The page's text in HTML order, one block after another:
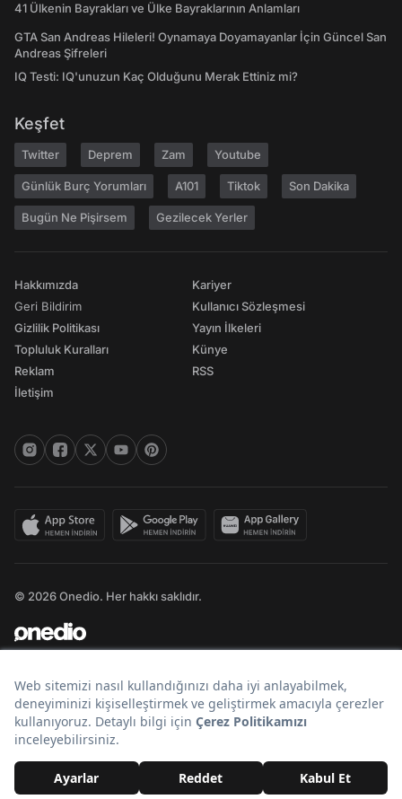
41 Ülkenin Bayrakları ve Ülke Bayraklarının Anlamları
GTA San Andreas Hileleri! Oynamaya Doyamayanlar İçin Güncel San
Andreas Şifreleri
IQ Testi: IQ'unuzun Kaç Olduğunu Merak Ettiniz mi?
Keşfet
Twitter Deprem Zam Youtube
Günlük Burç Yorumları A101 Tiktok Son Dakika
Bugün Ne Pişirsem Gezilecek Yerler
Hakkımızda
Geri Bildirim
Gizlilik Politikası
Topluluk Kuralları
Reklam
İletişim
Kariyer
Kullanıcı Sözleşmesi
Yayın İlkeleri
Künye
RSS
© 2026 Onedio. Her hakkı saklıdır.
Bir markasıdır.